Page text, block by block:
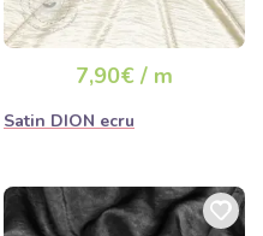
7,90€ / m
Satin DION ecru